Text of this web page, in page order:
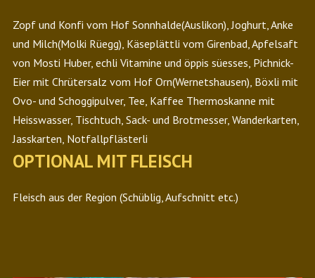
Zopf und Konfi vom Hof Sonnhalde(Auslikon), Joghurt, Anke
und Milch(Molki Rüegg), Käseplättli vom Girenbad, Apfelsaft
von Mosti Huber, echli Vitamine und öppis süesses, Pichnick-
Eier mit Chrütersalz vom Hof Orn(Wernetshausen), Böxli mit
Ovo- und Schoggipulver, Tee, Kaffee Thermoskanne mit
Heisswasser, Tischtuch, Sack- und Brotmesser, Wanderkarten,
Jasskarten, Notfallpflästerli
OPTIONAL MIT FLEISCH
Fleisch aus der Region (Schüblig, Aufschnitt etc.)